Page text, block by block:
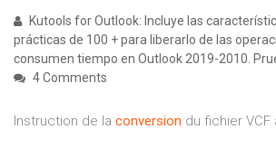
Kutools for Outlook: Incluye las
prácticas de 100 + para liberarlo de las
consumen tiempo en Outlook 2019-2010.
4 Comments
Instruction de la conversion du fichier VCF